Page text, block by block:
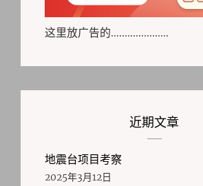
这里放广告的.....................
近期文章
地震台项目考察
2025年3月12日